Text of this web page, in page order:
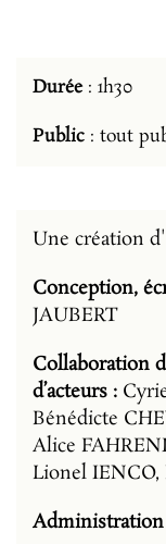
Durée: 1h30
Public : tout
Une création
Conception,
JAUBERT
Collaboration
d’acteurs :
Bénédicte
Alice
Lionel